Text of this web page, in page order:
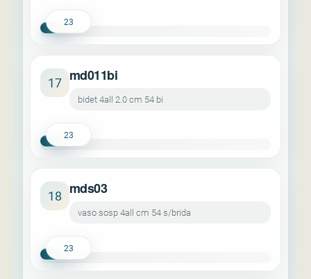
23
17 md011bi
bidet 4all 2.0 cm 54 bi
23
18 mds03
vaso sosp 4all cm 54 s/brida
23